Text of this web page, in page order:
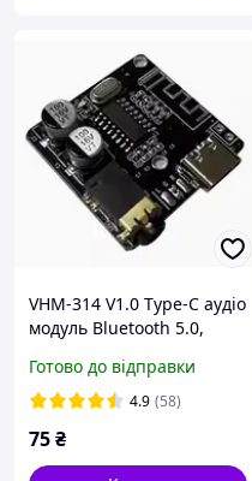
VHM-314 V1.0 Type-C аудіо
модуль Bluetooth 5.0,
декодер (приймач 3.7-5V)
Готово до відправки
4.9 (58)
75₴